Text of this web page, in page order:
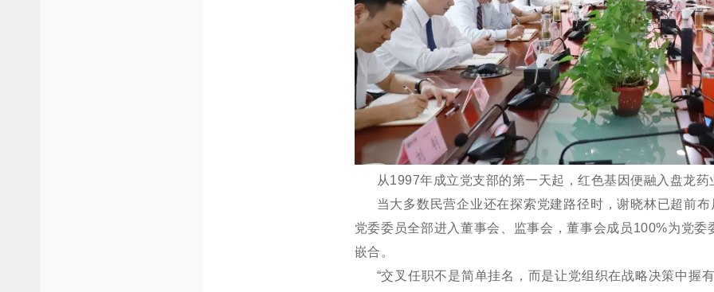
从1997年成立党支部的第一天起，红色基因便融入盘龙药
当大多数民营企业还在探索党建路径时，谢晓林已超前布
党委委员全部进入董事会、监事会，董事会成员100%为党
嵌合。
“交叉任职不是简单挂名，而是让党组织在战略决策中握